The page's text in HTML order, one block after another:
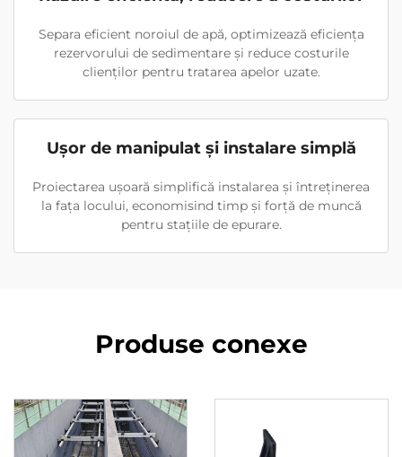
Separa eficient noroiul de apă, optimizează eficiența
rezervorului de sedimentare și reduce costurile
clienților pentru tratarea apelor uzate.
Ușor de manipulat și instalare simplă
Proiectarea ușoară simplifică instalarea și întreținerea
la fața locului, economisind timp și forță de muncă
pentru stațiile de epurare.
Produse conexe